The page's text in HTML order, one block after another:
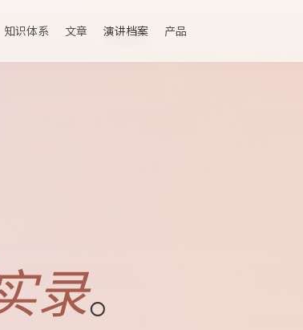
知识体系 文章 演讲档案 产品
录。